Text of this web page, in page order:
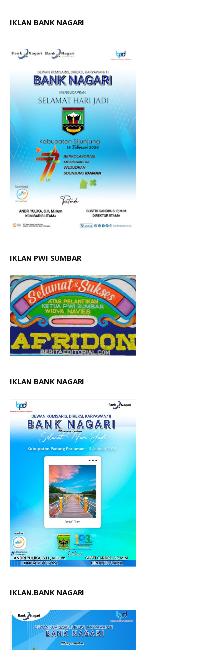
IKLAN BANK NAGARI
IKLAN PWI SUMBAR
IKLAN BANK NAGARI
IKLAN.BANK NAGARI